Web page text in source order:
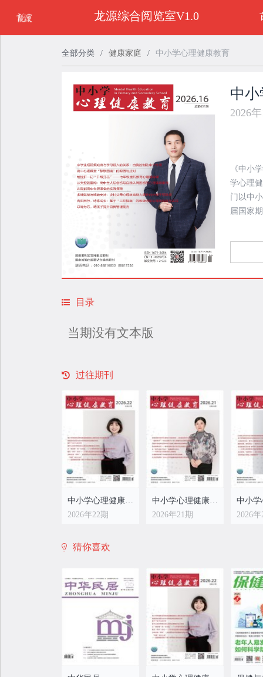
全部分类 / 健康家庭 / 中小学心理健康教育
中
2026
《中小
学心理
门以中
届国家
目录
当期没有文本版
过往期刊
中小学心理健康教育
2026年22期
中小学心理健康教育
2026年21期
2026年
2026年14期
中小学心理健康教育
2026年13期
2026年
猜你喜欢
龙源综合阅览室V1.0